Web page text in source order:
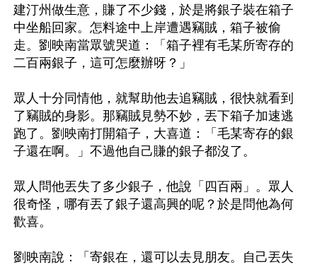
建汀州做生意，賺了不少錢，於是將銀子裝在箱子
中坐船回家。怎料途中上岸遭遇竊賊，箱子被偷
走。劉映南當眾號哭道：「箱子裡有毛某所寄存的
二百兩銀子，這可怎麼辦呀？」
眾人十分同情他，就幫助他去追竊賊，很快就看到
了竊賊的身影。那竊賊見勢不妙，丟下箱子加速逃
跑了。劉映南打開箱子，大喜道：「毛某寄存的銀
子還在啊。」不過他自己賺的銀子都沒了。
眾人問他丟失了多少銀子，他說「四百兩」。眾人
很奇怪，哪有丟了銀子還高興的呢？於是問他為何
歡喜。
劉映南說：「寄銀在，還可以去見朋友。自己丟失